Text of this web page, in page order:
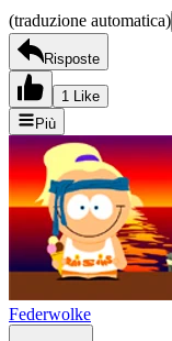
(traduzione automatica)
Risposte
1 Like
Più
Federwolke